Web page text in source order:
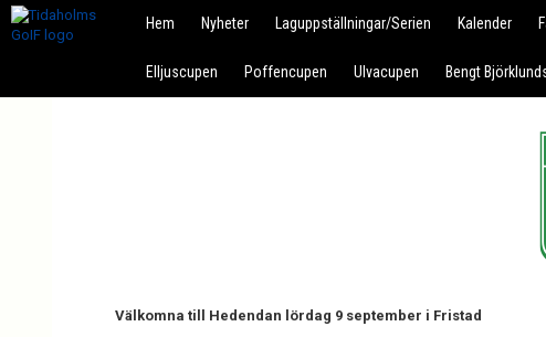
Hem Nyheter Laguppställningar/Serien Kalender
Elljuscupen Poffencupen Ulvacupen Bengt
Välkomna till Hedendan lördag 9 september i Fristad